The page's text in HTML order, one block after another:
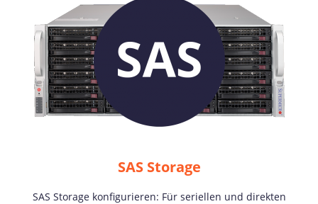
SAS Storage
SAS Storage konfigurieren: Für seriellen und direkten